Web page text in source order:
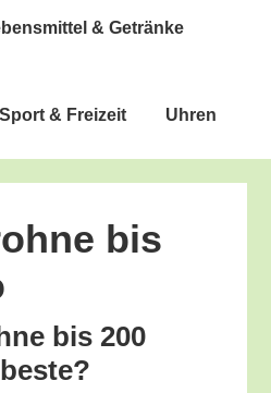
& Getränke
Sport & Freizeit Uhren
bis
bis 200